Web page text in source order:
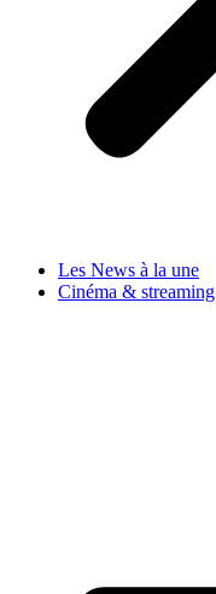
Les News à la une
Cinéma & streaming